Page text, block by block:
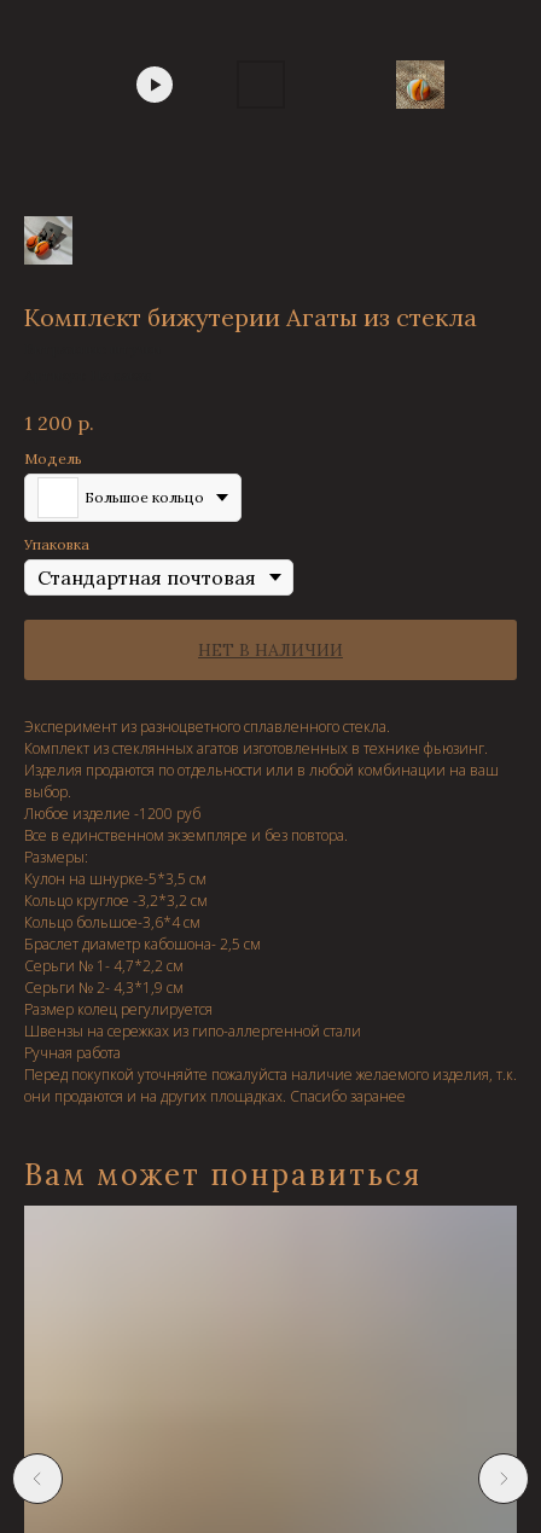
Комплект бижутерии Агаты из стекла
1 200 р.
Модель
Большое кольцо
Упаковка
НЕТ В НАЛИЧИИ
Эксперимент из разноцветного сплавленного стекла.
Комплект из стеклянных агатов изготовленных в технике фьюзинг.
Изделия продаются по отдельности или в любой комбинации на ваш
выбор.
Любое изделие -1200 руб
Все в единственном экземпляре и без повтора.
Размеры:
Кулон на шнурке-5*3,5 см
Кольцо круглое -3,2*3,2 см
Кольцо большое-3,6*4 см
Браслет диаметр кабошона- 2,5 см
Серьги № 1- 4,7*2,2 см
Серьги № 2- 4,3*1,9 см
Размер колец регулируется
Швензы на сережках из гипо-аллергенной стали
Ручная работа
Перед покупкой уточняйте пожалуйста наличие желаемого изделия, т.к.
они продаются и на других площадках. Спасибо заранее
Вам может понравиться